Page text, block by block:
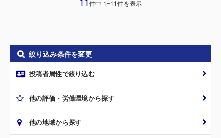
件中 1~11件を表示
絞り込み条件を変更
投稿者属性で絞り込む
他の評価・労働環境から探す
他の地域から探す